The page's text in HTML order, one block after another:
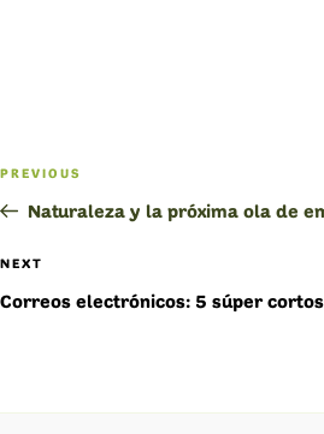
Navegación
de
entradas
Previous
Post
PREVIOUS
Naturaleza y la próxima ola de
Next
Post
NEXT
Correos electrónicos: 5 súper